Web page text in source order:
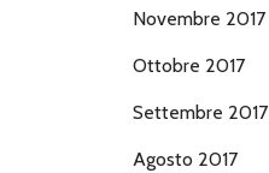
Novembre 2017
Ottobre 2017
Settembre 2017
Agosto 2017